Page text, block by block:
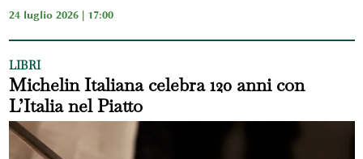
24 luglio 2026 | 17:00
LIBRI
Michelin Italiana celebra 120 anni con
L’Italia nel Piatto